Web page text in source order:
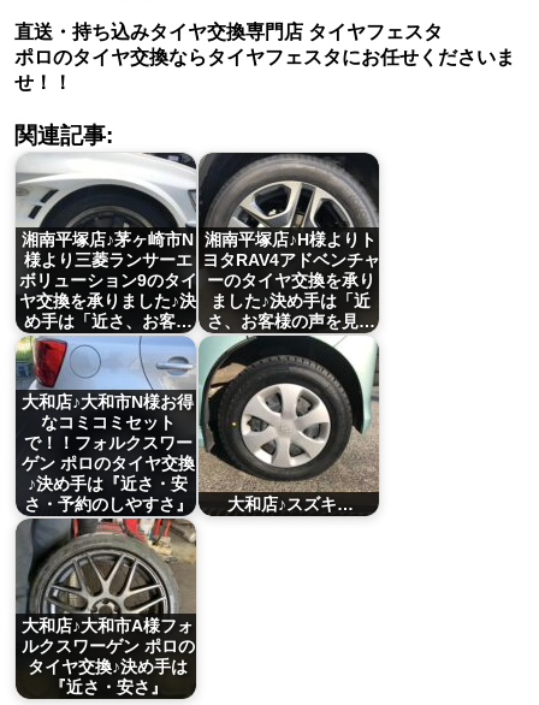
直送・持ち込みタイヤ交換専門店 タイヤフェスタ
ポロのタイヤ交換ならタイヤフェスタにお任せくださいま
せ！！
関連記事:
湘南平塚店♪茅ヶ崎市N
様より三菱ランサーエ
ボリューション9のタイ
ヤ交換を承りました♪決
め手は「近さ、お客…
湘南平塚店♪H様よりト
ヨタRAV4アドベンチャ
ーのタイヤ交換を承り
ました♪決め手は「近
さ、お客様の声を見…
大和店♪大和市N様お得
なコミコミセット
で！！フォルクスワー
ゲン ポロのタイヤ交換
♪決め手は『近さ・安
さ・予約のしやすさ』
大和店♪スズキ…
大和店♪大和市A様フォ
ルクスワーゲン ポロの
タイヤ交換♪決め手は
『近さ・安さ』